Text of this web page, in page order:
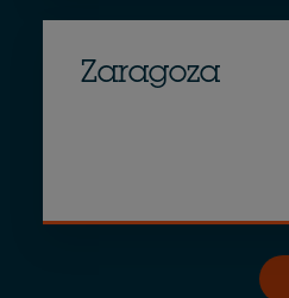
Zaragoza